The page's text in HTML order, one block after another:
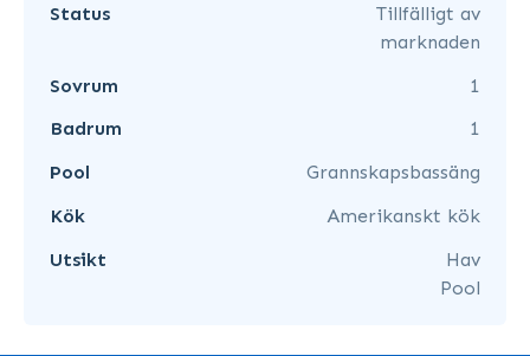
Status
Tillfälligt av
marknaden
Sovrum
1
Badrum
1
Pool
Grannskapsbassäng
Kök
Amerikanskt kök
Utsikt
Hav
Pool